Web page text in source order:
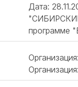
Дата:
программе